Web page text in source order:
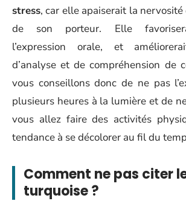
stress, car elle apaiserait la
de son porteur. Elle
l’expression orale, et
d’analyse et de compréhension de
vous conseillons donc de ne pas
plusieurs heures à la lumière et de
vous allez faire des activités
tendance à se décolorer au fil du
Comment ne pas citer
turquoise ?